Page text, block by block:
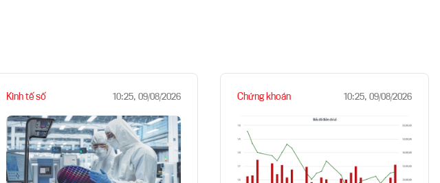
Kinh tế số 10:25, 09/08/2026 Chứng khoán 10:25, 09/08/2026